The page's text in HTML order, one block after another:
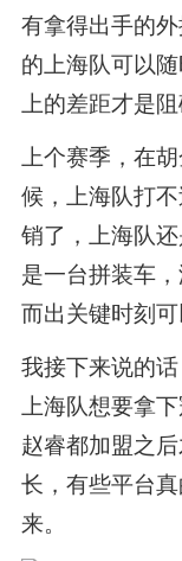
有拿得出手的
的上海队可以
上的差距才是
上个赛季，在
候，上海队打
销了，上海队
是一台拼装车
而出关键时刻可
我接下来说的
上海队想要拿
赵睿都加盟之
长，有些平台
来。